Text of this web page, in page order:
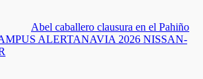
Abel caballero clausura en el Pahiño
ALERTANAVIA 2026 NISSAN-